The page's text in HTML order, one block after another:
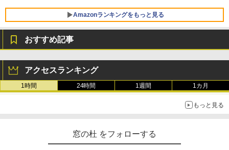
Core i5/16GB/SSD 512GB/ホワイト) FM
VWK3E15W_AZ
Amazonランキングをもっと見る
￥1,766
出す プロンプトの言葉 AI画像生成シリー
ズ (はぴーイラストLabo)
ンチディスプレイ、色調調節ライト、12
週間持続バッテリー、広告なし、ブラッ
ク
Amazon Kindle - 目に優しい、かさばら
ない、大きな画面で読みやすい、6週間持
おすすめ記事
アクセスランキング
1時間 24時間 1週間 1カ月
もっと見る
窓の杜 をフォローする